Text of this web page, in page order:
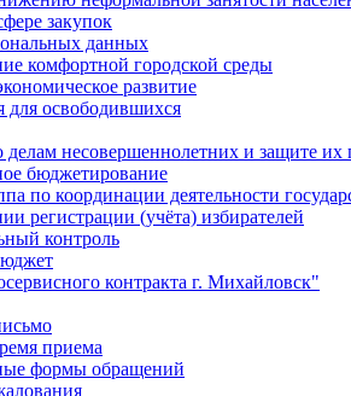
закупок
данных
комфортной городской среды
развитие
освободившихся
делам несовершеннолетних и защите их
бюджетирование
по координации деятельности
регистрации (учёта) избирателей
контроль
контракта г. Михайловск"
приема
формы обращений